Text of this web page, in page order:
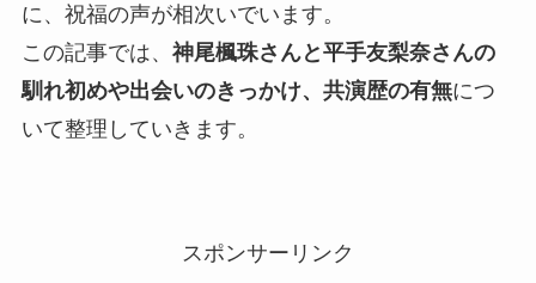
に、祝福の声が相次いでいます。
この記事では、 神尾楓珠さんと平手友梨奈さんの
馴れ初めや出会いのきっかけ、共演歴の有無につ
いて整理していきます。
スポンサーリンク